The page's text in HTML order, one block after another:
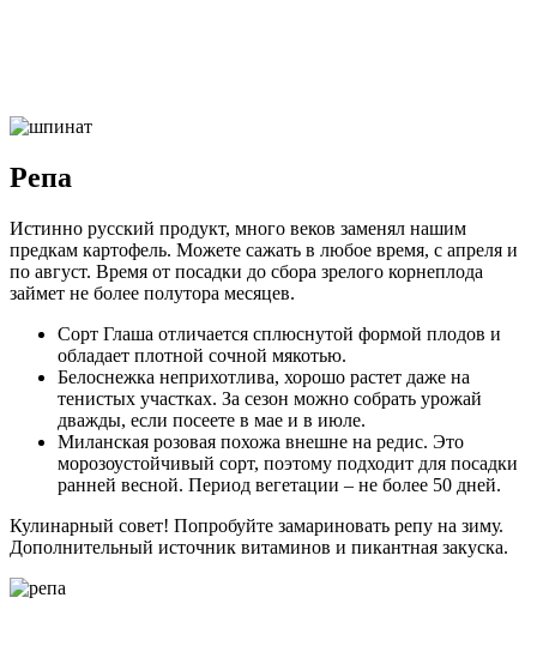
Репа
Истинно русский продукт, много веков заменял нашим
предкам картофель. Можете сажать в любое время, с апреля и
по август. Время от посадки до сбора зрелого корнеплода
займет не более полутора месяцев.
Сорт Глаша отличается сплюснутой формой плодов и
обладает плотной сочной мякотью.
Белоснежка неприхотлива, хорошо растет даже на
тенистых участках. За сезон можно собрать урожай
дважды, если посеете в мае и в июле.
Миланская розовая похожа внешне на редис. Это
морозоустойчивый сорт, поэтому подходит для посадки
ранней весной. Период вегетации – не более 50 дней.
Кулинарный совет! Попробуйте замариновать репу на зиму.
Дополнительный источник витаминов и пикантная закуска.